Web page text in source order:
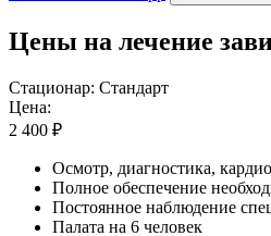
Цены на лечение
Стационар: Стандарт
Цена:
2 400 ₽
Осмотр, диагностика,
Полное обеспечение
Постоянное наблюдение
Палата на 6 человек